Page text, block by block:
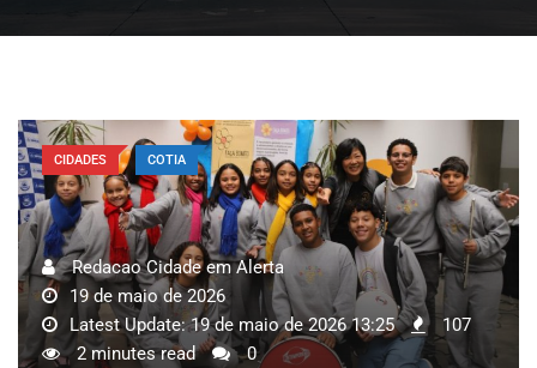
CIDADES COTIA
Redacao Cidade em Alerta
19 de maio de 2026
Latest Update: 19 de maio de 2026 13:25
107
2 minutes read
0